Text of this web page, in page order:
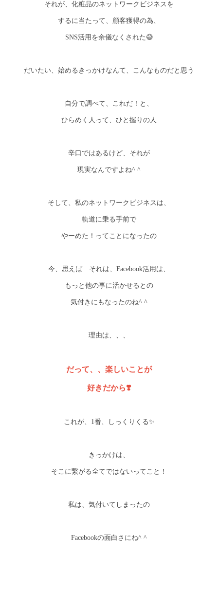
それが、化粧品のネットワークビジネスを
するに当たって、顧客獲得の為、
SNS活用を余儀なくされた😅
だいたい、始めるきっかけなんて、こんなものだと思う
自分で調べて、これだ！と、
ひらめく人って、ひと握りの人
辛口ではあるけど、それが
現実なんですよね^ ^
そして、私のネットワークビジネスは、
軌道に乗る手前で
やーめた！ってことになったの
今、思えば それは、Facebook活用は、
もっと他の事に活かせるとの
気付きにもなったのね^ ^
理由は、、、
だって、、楽しいことが
好きだから❣️
これが、1番、しっくりくる✨
きっかけは、
そこに繋がる全てではないってこと！
私は、気付いてしまったの
Facebookの面白さにね^ ^